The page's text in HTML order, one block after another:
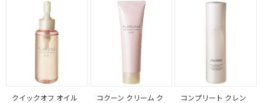
クイックオフ オイル
コクーン クリーム ク
コンプリート クレン